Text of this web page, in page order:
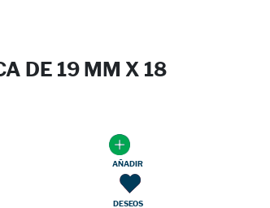
DE 19 MM X 18
AÑADIR
DESEOS